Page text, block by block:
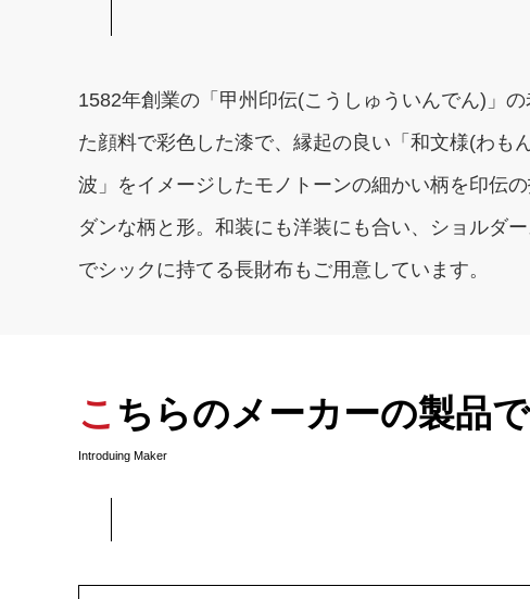
1582年創業の「甲州印伝(こうしゅういんでん)」
た顔料で彩色した漆で、縁起の良い「和文様(わも
波」をイメージしたモノトーンの細かい柄を印伝
ダンな柄と形。和装にも洋装にも合い、ショルダ
でシックに持てる長財布もご用意しています。
こちらのメーカーの製品
Introduing Maker